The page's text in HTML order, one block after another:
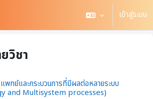
เข้าสู่ระบบ
วิชา
ทย์และกระบวนการที่มีผลต่อหลายระบบ
and Multisystem processes)